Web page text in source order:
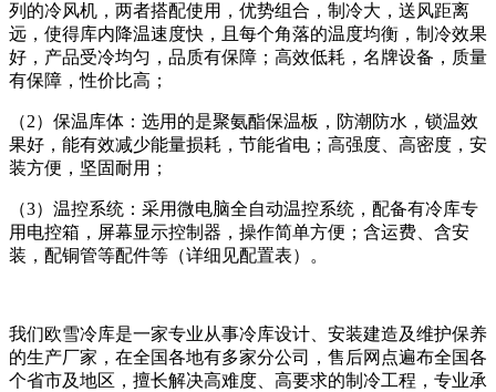
列的冷风机，两者搭配使用，优势组合，制冷大，送风距离
远，使得库内降温速度快，且每个角落的温度均衡，制冷效果
好，产品受冷均匀，品质有保障；高效低耗，名牌设备，质量
有保障，性价比高；
（2）保温库体：选用的是聚氨酯保温板，防潮防水，锁温效
果好，能有效减少能量损耗，节能省电；高强度、高密度，安
装方便，坚固耐用；
（3）温控系统：采用微电脑全自动温控系统，配备有冷库专
用电控箱，屏幕显示控制器，操作简单方便；含运费、含安
装，配铜管等配件等（详细见配置表）。
我们欧雪冷库是一家专业从事冷库设计、安装建造及维护保养
的生产厂家，在全国各地有多家分公司，售后网点遍布全国各
个省市及地区，擅长解决高难度、高要求的制冷工程，专业承